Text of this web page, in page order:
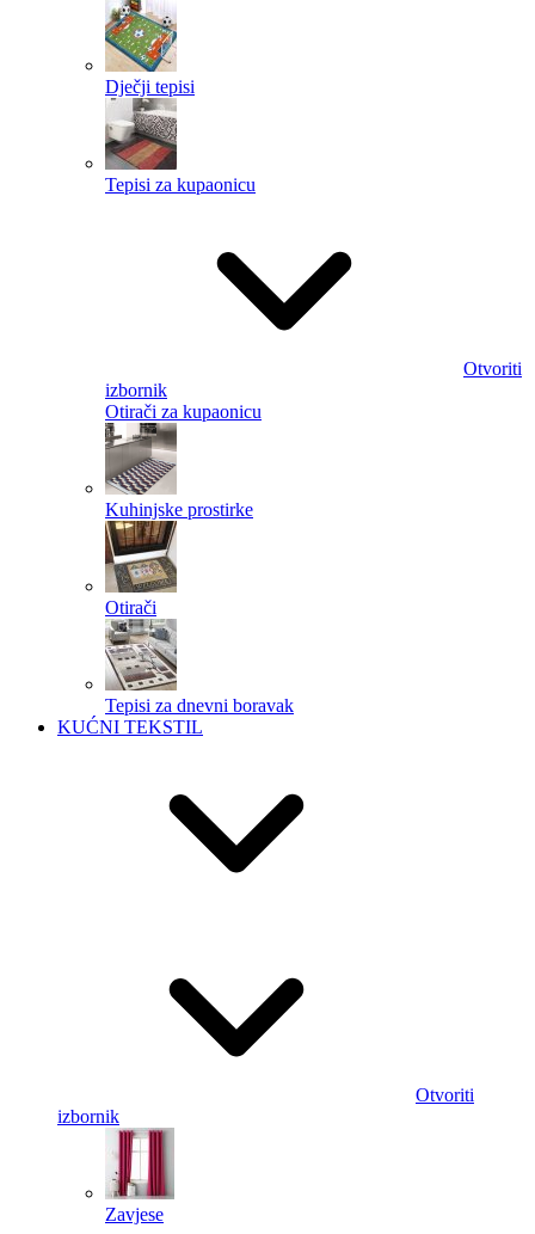
Dječji tepisi
Tepisi za kupaonicu
Otvoriti
izbornik
Otirači za kupaonicu
Kuhinjske prostirke
Otirači
Tepisi za dnevni boravak
KUĆNI TEKSTIL
Otvoriti
izbornik
Zavjese